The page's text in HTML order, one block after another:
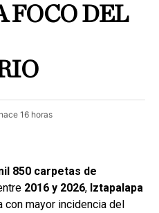
FOCO DEL
hace 16 horas
850 carpetas de
2016 y 2026, Iztapalapa
con mayor incidencia del